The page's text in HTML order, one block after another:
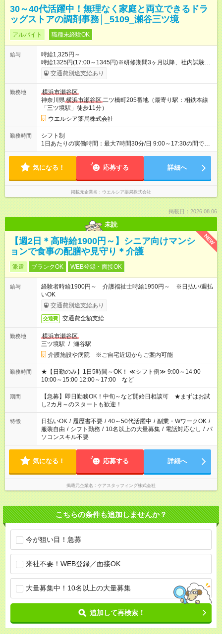
30～40代活躍中！無理なく家庭と両立できるドラ
ッグストアの調剤事務│_5109_瀬谷三ツ境
アルバイト 職種未経験OK
給与
時給1,325円～
時給1325円(17:00～1345円)※研修期間3ヶ月以降、社内試験に
よる更新判定あり 社内試験合格後、時給＋50～100円の昇給あ
り （大学生は＋20円） 試用期間あり：入社日から3ヶ月間／本
間の長さ：3ヶ月 雇用形態、給与は本採用時と同じです。
交通費別途支給あり
勤務地
横浜市瀬谷区
神奈川県横浜市瀬谷区二ツ橋町205番地（最寄り駅：相鉄本線
「三ツ境駅」徒歩11分）
ウエルシア薬局株式会社
勤務時間
シフト制
1日あたりの実働時間：最大7時間30分/日 9:00～17:30の間で1
日7.5時間の勤務 ☆週2～5日の勤務 ※勤務曜日応相談 ☆未経
気になる！ 応募する 詳細へ
掲載元企業名 ウエルシア薬局株式会社
掲載日：2026.08.06
未読
NEW
【週2日＊高時給1900円～】シニア向けマンシ
ョンで食事の配膳や見守り＊介護
派遣 ブランクOK WEB登録・面接OK
給与
経験者時給1900円～ 介護福祉士時給1950円～ ※日払い/週払
いOK
交通費別途支給あり
交通費 交通費全額支給
勤務地
横浜市瀬谷区
三ツ境駅 / 瀬谷駅
介護施設や病院 ※ご自宅近辺からご案内可能
勤務時間
★【日勤のみ】1日5時間～OK！ ≪シフト例≫ 9:00～14:00
10:00～15:00 12:00～17:00 など
期間
【急募】即日勤務OK！中旬～など開始日相談可 ★まずはお試
し2カ月～のスタートも歓迎！
特徴 日払いOK / 履歴書不要 / 40～50代活躍中 / 副業・WワークOK /
服装自由 / シフト勤務 / 10名以上の大量募集 / 電話対応なし / パ
ソコンスキル不要
気になる！ 応募する 詳細へ
掲載元企業名 ケアスタッフィング株式会社
こちらの条件も追加しませんか？
今が狙い目！急募
来社不要！WEB登録／面接OK
大量募集中！10名以上の大量募集
追加して再検索！